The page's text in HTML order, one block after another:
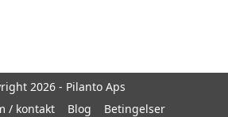
2026 - Pilanto Aps
/ kontakt Blog Betingelser